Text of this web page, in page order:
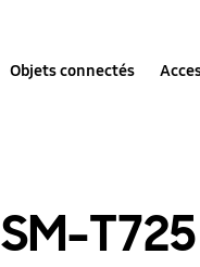
Objets connectés
SM-T725